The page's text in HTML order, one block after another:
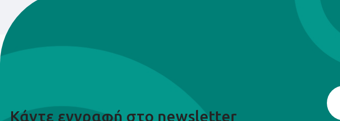
Κάντε εγγραφή στο newsletter